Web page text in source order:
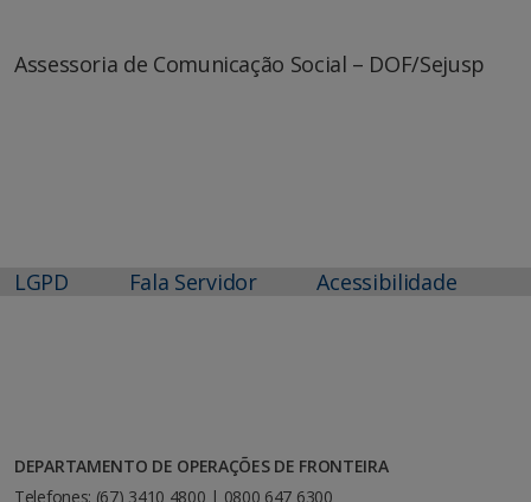
Assessoria de Comunicação Social – DOF/Sejusp
LGPD Fala Servidor Acessibilidade
DEPARTAMENTO DE OPERAÇÕES DE FRONTEIRA
Telefones: (67) 3410 4800 | 0800 647 6300